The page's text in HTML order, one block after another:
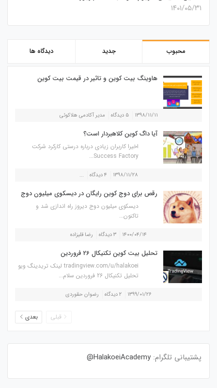
۱۴۰۱/۰۵/۳۱
محبوب جدید دیدگاه ها
هاوینگ بیت کوین و تاثیر در قیمت بیت کوین
۱۳۹۸/۱۱/۱۱ ۵ دیدگاه مدیر آکادمی هلاکوئی
آیا داگ کوین کلاهبردار است؟
اخیرا کاربران زیادی درباره درستی کارکرد شرکت
Success Factory...
۱۳۹۸/۱۱/۲۸ ۴ دیدگاه ...
رقص برای دوج کوین رایگان در دیسکوی میلیون دوج
دیسکوی میلیون دوج دیروز راه اندازی شد و
تاکنون...
۱۴۰۰/۰۴/۱۴ ۳ دیدگاه رضا قلیزاده
تحلیل بیت کوین تکنیکال 26 فروردین
tradingview.com/u/halakoei لینک تریدینگ ویو
تحلیل تکنیکال 26 فروردین سلام...
۱۳۹۹/۰۱/۲۶ ۲ دیدگاه رضوان حقوردی
قبلی بعدی
پشتیبانی تلگرام: HalakoeiAcademy@